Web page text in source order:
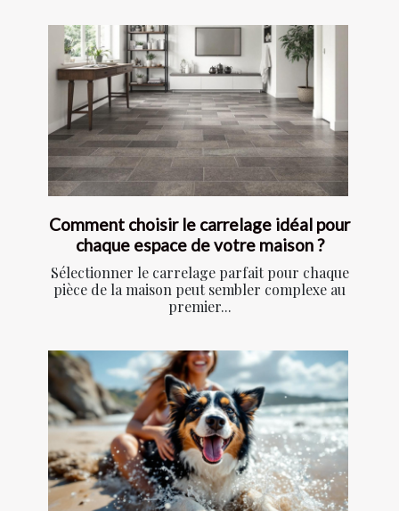
Comment choisir le carrelage idéal pour
chaque espace de votre maison ?
Sélectionner le carrelage parfait pour chaque
pièce de la maison peut sembler complexe au
premier...